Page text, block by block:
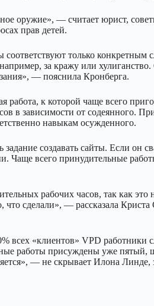
оружие», — считает юрист,
прав детей.
только конкретным
за кражу или хулиганство.
— пояснила Кронберга.
работа, к которой чаще всего
в зависимости от содеянного.
навыкам осужденного.
создавать сайты. Если он
Чаще всего принудительные
рабочих часов, так как это
сделали», — рассказала
всех «клиентов» VPD работники
работы присуждены уже пятый,
— не скрывает Илона Линде,